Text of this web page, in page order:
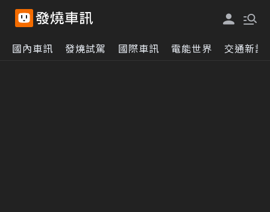
國內車訊 發燒試駕 國際車訊 電能世界 交通新訊